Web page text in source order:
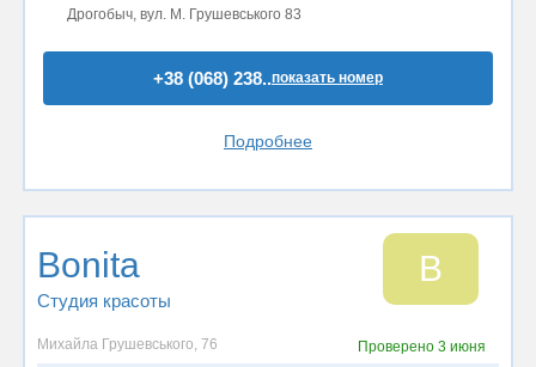
Дрогобыч, вул. М. Грушевського 83
+38 (068) 238..показать номер
Подробнее
Bonita
Студия красоты
B
Михайла Грушевського, 76 Проверено3 июня